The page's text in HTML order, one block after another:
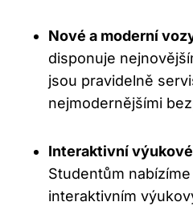
Nové a moderní
disponuje
jsou pravidelně
nejmodernějšími
Interaktivní
Studentům
interaktivním